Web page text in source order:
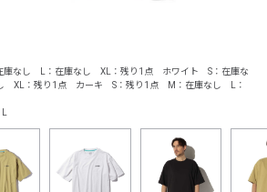
庫なし L：在庫なし XL：残り1点 ホワイト S：在庫な
XL：残り1点 カーキ S：残り1点 M：在庫なし L：
L